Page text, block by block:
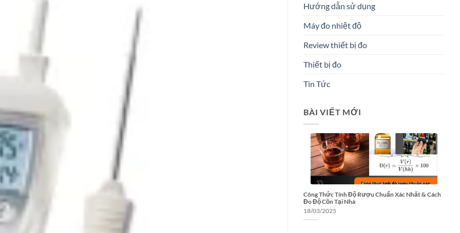
Hướng dẫn sử dụng
Máy đo nhiệt độ
Review thiết bị đo
Thiết bị đo
Tin Tức
BÀI VIẾT MỚI
Công Thức Tính Độ Rượu Chuẩn Xác Nhất & Cách
Đo Độ Cồn Tại Nhà
18/03/2025